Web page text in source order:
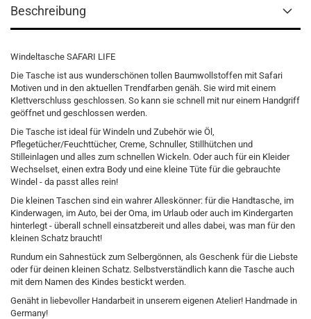
Beschreibung
Windeltasche SAFARI LIFE
Die Tasche ist aus wunderschönen tollen Baumwollstoffen mit Safari
Motiven und in den aktuellen Trendfarben genäh. Sie wird mit einem
Klettverschluss geschlossen. So kann sie schnell mit nur einem Handgriff
geöffnet und geschlossen werden.
Die Tasche ist ideal für Windeln und Zubehör wie Öl,
Pflegetücher/Feuchttücher, Creme, Schnuller, Stillhütchen und
Stilleinlagen und alles zum schnellen Wickeln. Oder auch für ein Kleider
Wechselset, einen extra Body und eine kleine Tüte für die gebrauchte
Windel - da passt alles rein!
Die kleinen Taschen sind ein wahrer Alleskönner: für die Handtasche, im
Kinderwagen, im Auto, bei der Oma, im Urlaub oder auch im Kindergarten
hinterlegt - überall schnell einsatzbereit und alles dabei, was man für den
kleinen Schatz braucht!
Rundum ein Sahnestück zum Selbergönnen, als Geschenk für die Liebste
oder für deinen kleinen Schatz. Selbstverständlich kann die Tasche auch
mit dem Namen des Kindes bestickt werden.
Genäht in liebevoller Handarbeit in unserem eigenen Atelier! Handmade in
Germany!